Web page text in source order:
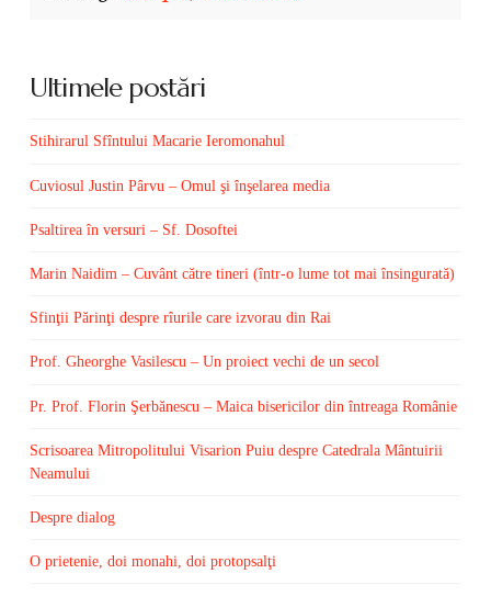
Ultimele postări
Stihirarul Sfîntului Macarie Ieromonahul
Cuviosul Justin Pârvu – Omul şi înşelarea media
Psaltirea în versuri – Sf. Dosoftei
Marin Naidim – Cuvânt către tineri (într-o lume tot mai însingurată)
Sfinţii Părinţi despre rîurile care izvorau din Rai
Prof. Gheorghe Vasilescu – Un proiect vechi de un secol
Pr. Prof. Florin Şerbănescu – Maica bisericilor din întreaga Românie
Scrisoarea Mitropolitului Visarion Puiu despre Catedrala Mântuirii
Neamului
Despre dialog
O prietenie, doi monahi, doi protopsalţi